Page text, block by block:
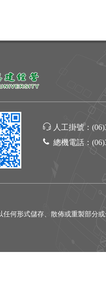
人工掛號：
總機電話：
何形式儲存、散佈或重製部分